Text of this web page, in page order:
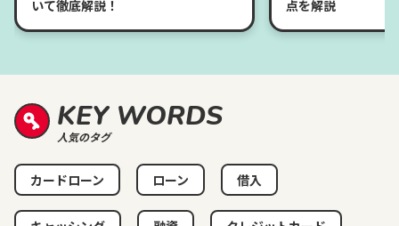
いて徹底解説！ 点を解説
KEY WORDS
人気のタグ
カードローン ローン 借入